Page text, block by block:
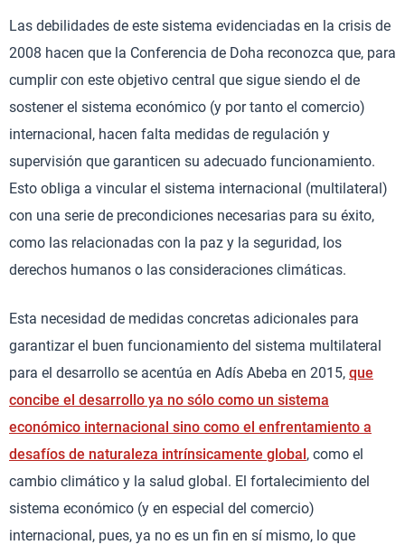
Las debilidades de este sistema evidenciadas en la crisis de
2008 hacen que la Conferencia de Doha reconozca que, para
cumplir con este objetivo central que sigue siendo el de
sostener el sistema económico (y por tanto el comercio)
internacional, hacen falta medidas de regulación y
supervisión que garanticen su adecuado funcionamiento.
Esto obliga a vincular el sistema internacional (multilateral)
con una serie de precondiciones necesarias para su éxito,
como las relacionadas con la paz y la seguridad, los
derechos humanos o las consideraciones climáticas.
Esta necesidad de medidas concretas adicionales para
garantizar el buen funcionamiento del sistema multilateral
para el desarrollo se acentúa en Adís Abeba en 2015, que
concibe el desarrollo ya no sólo como un sistema
económico internacional sino como el enfrentamiento a
desafíos de naturaleza intrínsicamente global, como el
cambio climático y la salud global. El fortalecimiento del
sistema económico (y en especial del comercio)
internacional, pues, ya no es un fin en sí mismo, lo que